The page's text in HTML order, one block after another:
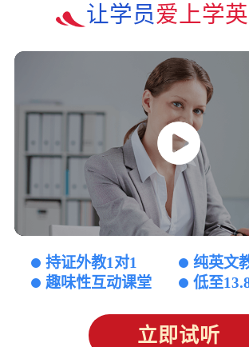
让学员爱上学
持证外教1对1
纯英文
趣味性互动课堂
低至
立即试听